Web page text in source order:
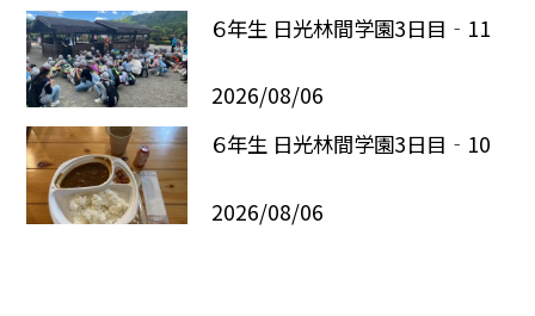
６年生 日光林間学園3日目‐11
2026/08/06
６年生 日光林間学園3日目‐10
2026/08/06